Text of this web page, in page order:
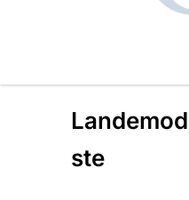
ste